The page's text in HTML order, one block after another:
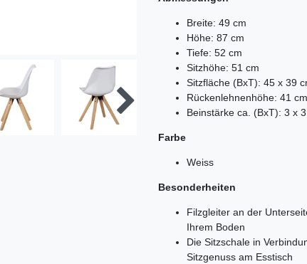
Breite: 49 cm
Höhe: 87 cm
Tiefe: 52 cm
Sitzhöhe: 51 cm
Sitzfläche (BxT): 45 x 39
Rückenlehnenhöhe: 41 cm
Beinstärke ca. (BxT): 3 x
Farbe
Weiss
Besonderheiten
Filzgleiter an der
Ihrem Boden
Die Sitzschale in
Sitzgenuss am Esstisch